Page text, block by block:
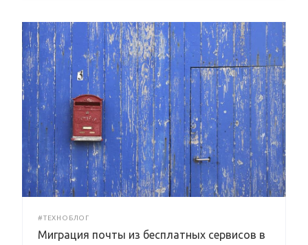
#ТЕХНОБЛОГ
Миграция почты из бесплатных сервисов в